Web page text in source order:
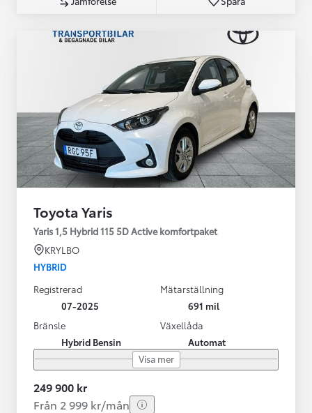
Toyota Yaris
Yaris 1,5 Hybrid 115 5D Active komfortpaket
KRYLBO
HYBRID
Registrerad
07-2025
Mätarställning
691 mil
Bränsle
Hybrid Bensin
Växellåda
Automat
Visa mer
249 900 kr
Från 2 999 kr/mån